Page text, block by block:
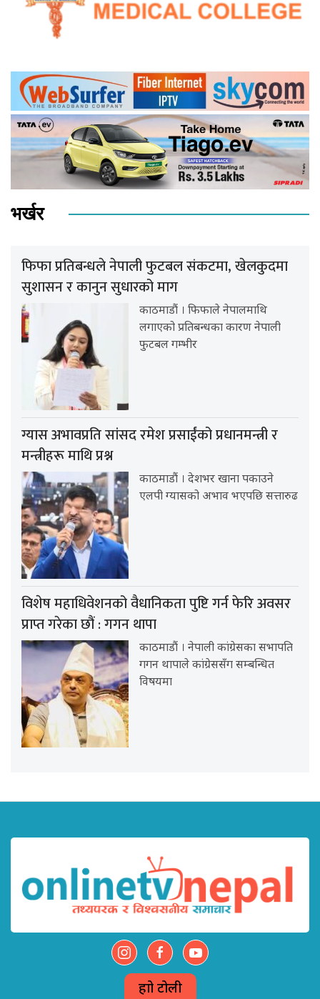
भर्खर
फिफा प्रतिबन्धले नेपाली फुटबल संकटमा, खेलकुदमा
सुशासन र कानुन सुधारको माग
काठमाडौं । फिफाले नेपालमाथि
लगाएको प्रतिबन्धका कारण नेपाली
फुटबल गम्भीर
ग्यास अभावप्रति सांसद रमेश प्रसाईंको प्रधानमन्त्री र
मन्त्रीहरू माथि प्रश्न
काठमाडौं । देशभर खाना पकाउने
एलपी ग्यासको अभाव भएपछि सत्तारुढ
विशेष महाधिवेशनको वैधानिकता पुष्टि गर्न फेरि अवसर
प्राप्त गरेका छौं : गगन थापा
काठमाडौं । नेपाली कांग्रेसका सभापति
गगन थापाले कांग्रेससँग सम्बन्धित
विषयमा
हाम्रो टोली